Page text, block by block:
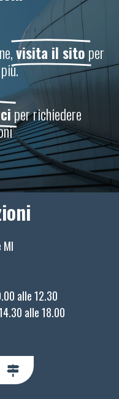
visita il sitoper
per richiedere
alle 12.30
alle 18.00